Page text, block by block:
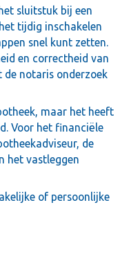
sluitstuk bij een
tijdig inschakelen
snel kunt zetten.
en correctheid van
de notaris onderzoek
maar het heeft
Voor het financiële
de
het vastleggen
of persoonlijke